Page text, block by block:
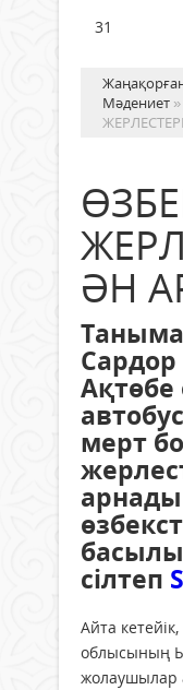
31
Мәдениет
ӘН
мерт
сілтеп
Айта
облысының
жолаушылар